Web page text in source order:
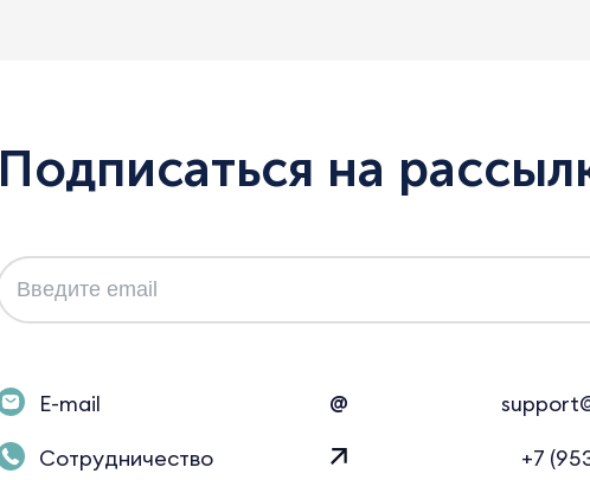
Подписаться на
E-mail @
Сотрудничество
+7